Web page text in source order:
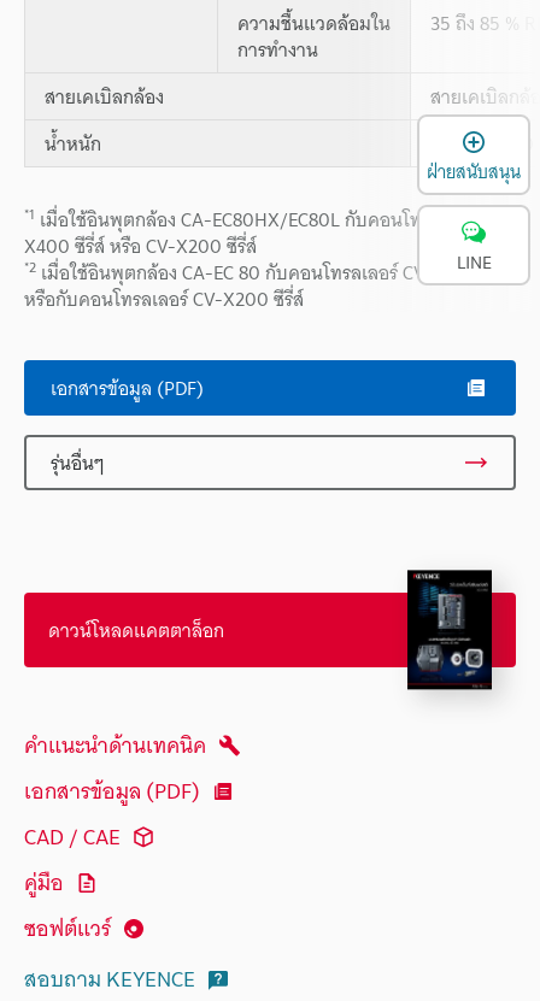
ความชื้นแวดล้อมใน
การทำงาน
35 ถึง 85 %
สายเคเบิลกล้อง
สายเคเบิลกล้
น้ำหนัก
ประมาณ
*1 เมื่อใช้อินพุตกล้อง CA-EC80HX/EC80L กับคอนโทรลเลอร์ CV-
X400 ซีรี่ส์ หรือ CV-X200 ซีรี่ส์
*2 เมื่อใช้อินพุตกล้อง CA-EC 80 กับคอนโทรลเลอร์ CV-X100 ซีรี่ส์
หรือกับคอนโทรลเลอร์ CV-X200 ซีรี่ส์
เอกสารข้อมูล (PDF)
รุ่นอื่นๆ
ดาวน์โหลดแคตตาล็อก
คำแนะนำด้านเทคนิค
เอกสารข้อมูล (PDF)
CAD / CAE
คู่มือ
ซอฟต์แวร์
สอบถาม KEYENCE
ฝ่ายสนับสนุน
LINE